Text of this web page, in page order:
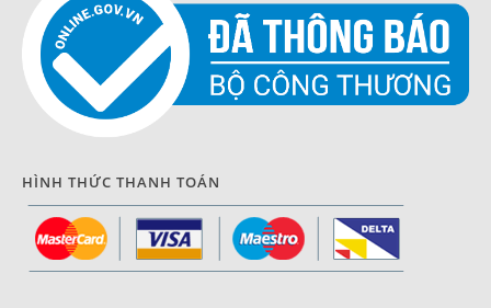
HÌNH THỨC THANH TOÁN